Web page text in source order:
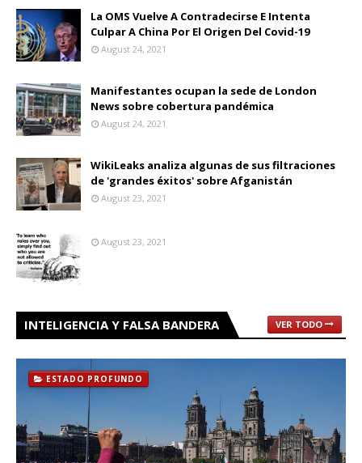
La OMS Vuelve A Contradecirse E Intenta
Culpar A China Por El Origen Del Covid-19
August 24, 2021
Manifestantes ocupan la sede de London
News sobre cobertura pandémica
August 24, 2021
WikiLeaks analiza algunas de sus filtraciones
de 'grandes éxitos' sobre Afganistán
August 23, 2021
August 23, 2021
INTELIGENCIA Y FALSA BANDERA VER TODO
ESTADO PROFUNDO